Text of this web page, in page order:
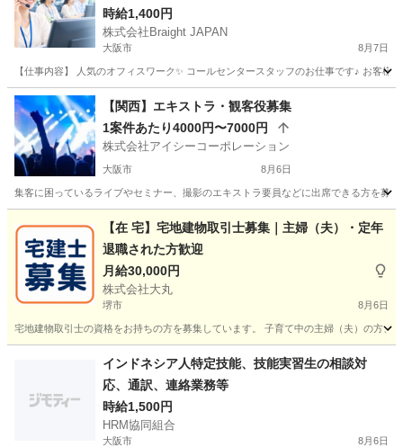
時給1,400円
株式会社Braight JAPAN
大阪市 8月7日
【仕事内容】 人気のオフィスワーク✨ コールセンタースタッフのお仕事です♪ お客
大阪 大阪市 その他 スタッフ
【関西】エキストラ・観客役募集
1案件あたり4000円〜7000円
株式会社アイシーコーポレーション
大阪市 8月6日
集客に困っているライブやセミナー、撮影のエキストラ要員などに出席できる方を募
その他 観客
【在 宅】宅地建物取引士募集｜主婦（夫）・定年
退職された方歓迎
月給30,000円
株式会社大丸
堺市 8月6日
宅地建物取引士の資格をお持ちの方を募集しています。 子育て中の主婦（夫）の方
その他 宅地建物取引士
インドネシア人特定技能、技能実習生の相談対
応、通訳、連絡業務等
時給1,500円
HRM協同組合
大阪市 8月6日